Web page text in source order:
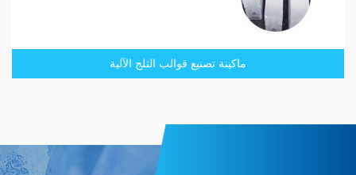
ماكينة تصنيع قوالب الثلج الآلية